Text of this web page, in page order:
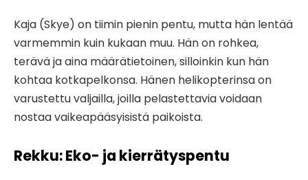
Kaja (Skye) on tiimin pienin pentu, mutta hän lentää
varmemmin kuin kukaan muu. Hän on rohkea,
terävä ja aina määrätietoinen, silloinkin kun hän
kohtaa kotkapelkonsa. Hänen helikopterinsa on
varustettu valjailla, joilla pelastettavia voidaan
nostaa vaikeapääsyisistä paikoista.
Rekku: Eko- ja kierrätyspentu